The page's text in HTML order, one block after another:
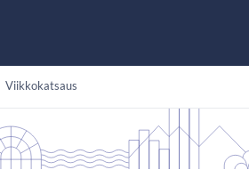
Viikkokatsaus